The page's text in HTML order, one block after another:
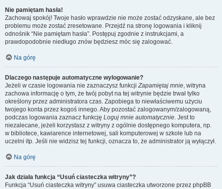
Nie pamiętam hasła!
Zachowaj spokój! Twoje hasło wprawdzie nie może zostać odzyskane, ale bez
problemu może zostać zresetowane. Przejdź na stronę logowania i kliknij
odnośnik “Nie pamiętam hasła”. Postępuj zgodnie z instrukcjami, a
prawdopodobnie niedługo znów będziesz móc się zalogować.
Na górę
Dlaczego następuje automatyczne wylogowanie?
Jeżeli w czasie logowania nie zaznaczysz funkcjiZapamiętaj mnie, witryna
zachowa informację o tym, że twój pobyt na tej witrynie będzie trwał tylko
określony przez administratora czas. Zapobiega to niewłaściwemu użyciu
twojego konta przez kogoś innego. Aby pozostać zalogowanym/zalogowaną,
podczas logowania zaznacz funkcję Loguj mnie automatycznie. Jest to
niezalecane, jeżeli korzystasz z witryny z ogólnie dostępnego komputera, np.
w bibliotece, kawiarence internetowej, sali komputerowej w szkole lub na
uczelni itp. Jeśli nie widzisz tej funkcji, oznacza to, że administrator ją wyłączył.
Na górę
Jak działa funkcja “Usuń ciasteczka witryny”?
Funkcja “Usuń ciasteczka witryny” usuwa ciasteczka utworzone przez phpBB